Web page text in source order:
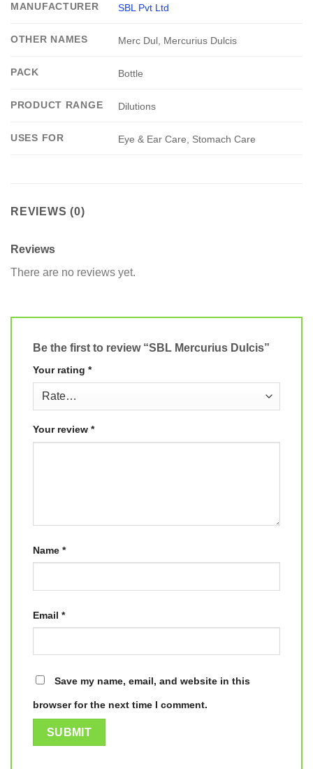
MANUFACTURER SBL Pvt Ltd
OTHER NAMES Merc Dul, Mercurius Dulcis
PACK Bottle
PRODUCT RANGE Dilutions
USES FOR Eye & Ear Care, Stomach Care
REVIEWS (0)
Reviews
There are no reviews yet.
Be the first to review “SBL Mercurius Dulcis”
Your rating *
Your review *
Name *
Email *
Save my name, email, and website in this
browser for the next time I comment.